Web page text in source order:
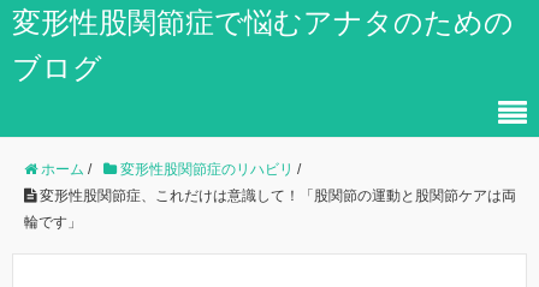
変形性股関節症で悩むアナタのための
ブログ
ホーム / 変形性股関節症のリハビリ /
変形性股関節症、これだけは意識して！「股関節の運動と股関節ケアは両
輪です」